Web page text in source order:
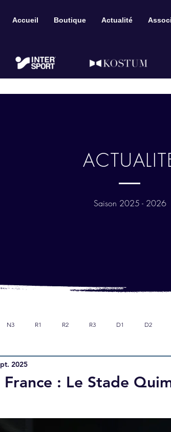
Accueil Boutique Actualité
Saison 2025 - 2026
N3 R1 R2 R3 D1 D2
: Le Stade
2025